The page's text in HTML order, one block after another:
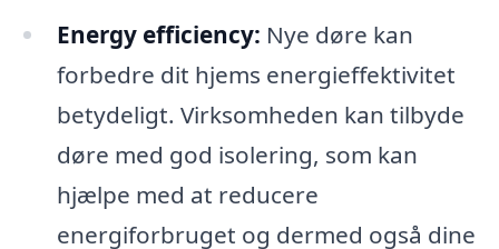
Energy efficiency: Nye døre kan
forbedre dit hjems energieffektivitet
betydeligt. Virksomheden kan tilbyde
døre med god isolering, som kan
hjælpe med at reducere
energiforbruget og dermed også dine